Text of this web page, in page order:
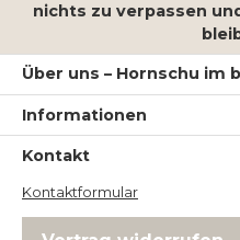
nichts zu verpassen
Über uns – Hornschu im
Informationen
Kontakt
Kontaktformular